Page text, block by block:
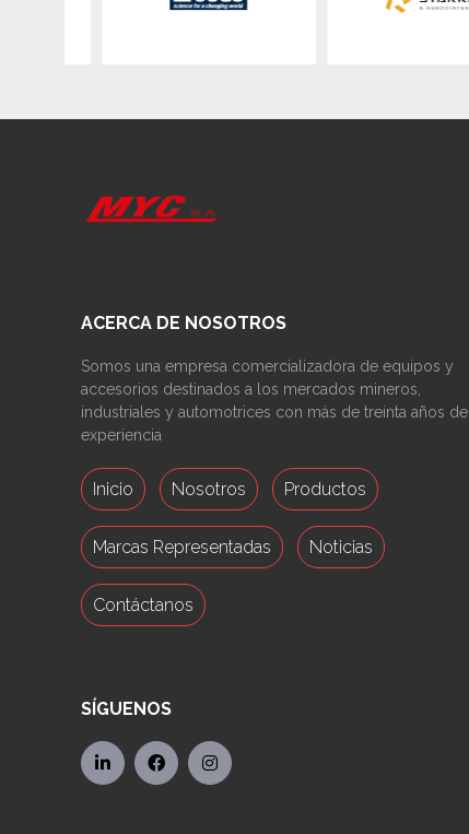
ACERCA DE NOSOTROS
Somos una empresa comercializadora de equipos y
accesorios destinados a los mercados mineros,
industriales y automotrices con más de treinta años de
experiencia
Inicio Nosotros Productos
Marcas Representadas Noticias
Contáctanos
SÍGUENOS